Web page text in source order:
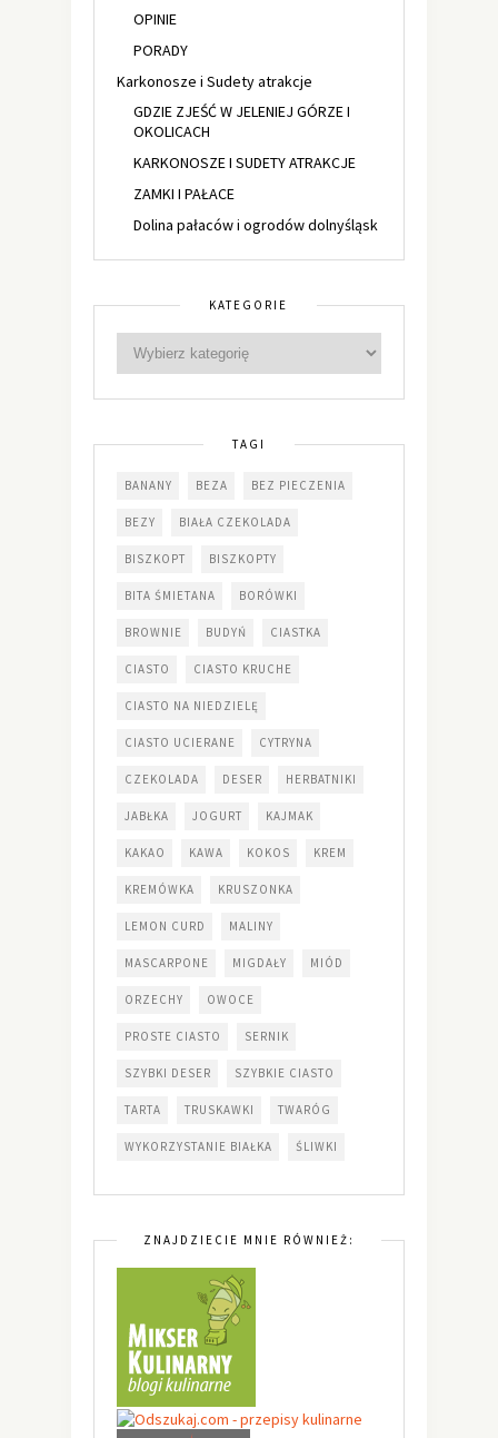
OPINIE
PORADY
Karkonosze i Sudety atrakcje
GDZIE ZJEŚĆ W JELENIEJ GÓRZE I
OKOLICACH
KARKONOSZE I SUDETY ATRAKCJE
ZAMKI I PAŁACE
Dolina pałaców i ogrodów dolnyśląsk
KATEGORIE
TAGI
BANANY BEZA BEZ PIECZENIA
BEZY BIAŁA CZEKOLADA
BISZKOPT BISZKOPTY
BITA ŚMIETANA BORÓWKI
BROWNIE BUDYŃ CIASTKA
CIASTO CIASTO KRUCHE
CIASTO NA NIEDZIELĘ
CIASTO UCIERANE CYTRYNA
CZEKOLADA DESER HERBATNIKI
JABŁKA JOGURT KAJMAK
KAKAO KAWA KOKOS KREM
KREMÓWKA KRUSZONKA
LEMON CURD MALINY
MASCARPONE MIGDAŁY MIÓD
ORZECHY OWOCE
PROSTE CIASTO SERNIK
SZYBKI DESER SZYBKIE CIASTO
TARTA TRUSKAWKI TWARÓG
WYKORZYSTANIE BIAŁKA ŚLIWKI
ZNAJDZIECIE MNIE RÓWNIEŻ: